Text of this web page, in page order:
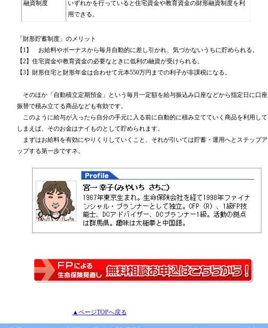
融資制度
いずれかを行っていると住宅資金や教育資金の財形融資制度を利
用できる。
「財形貯蓄制度」のメリット
【 1】 お給料やボーナスから毎月自動的に差し引かれ、気づかないうちに貯められる。
【2】住宅資金や教育資金の必要なときに低利の融資が受けられる。
【3】財形住宅と財形年金は合わせて元本550万円までの利子が非課税になる。
そのほか「自動積立定期預金」という毎月一定額を給与振込み口座などから指定日に口座
振替で積み立てる商品なども有効です。
このように給与が入ったら自分の手元に入る前に自動的に積み立てていく商品を利用して
しまえば、そのお金はナイものとして貯められます。
まずはお給料を有効にやりくりしていくこと、それが引いては貯蓄・運用へとステップア
ップする第一歩ですネ。
▲ページTOPへ戻る